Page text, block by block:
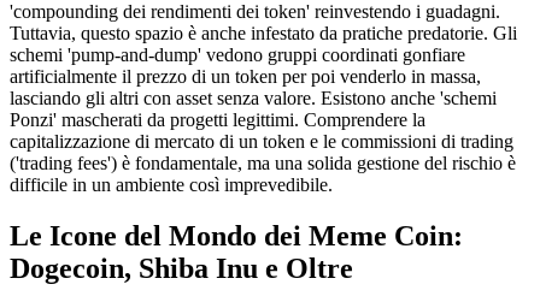
'compounding dei rendimenti dei token' reinvestendo i guadagni.
Tuttavia, questo spazio è anche infestato da pratiche predatorie. Gli
schemi 'pump-and-dump' vedono gruppi coordinati gonfiare
artificialmente il prezzo di un token per poi venderlo in massa,
lasciando gli altri con asset senza valore. Esistono anche 'schemi
Ponzi' mascherati da progetti legittimi. Comprendere la
capitalizzazione di mercato di un token e le commissioni di trading
('trading fees') è fondamentale, ma una solida gestione del rischio è
difficile in un ambiente così imprevedibile.
Le Icone del Mondo dei Meme Coin:
Dogecoin, Shiba Inu e Oltre